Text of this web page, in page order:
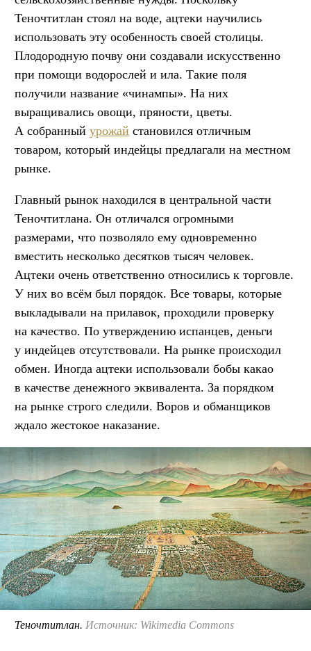
Теночтитлан стоял на воде, ацтеки научились
использовать эту особенность своей столицы.
Плодородную почву они создавали искусственно
при помощи водорослей и ила. Такие поля
получили название «чинампы». На них
выращивались овощи, пряности, цветы.
А собранный урожай становился отличным
товаром, который индейцы предлагали на местном
рынке.
Главный рынок находился в центральной части
Теночтитлана. Он отличался огромными
размерами, что позволяло ему одновременно
вместить несколько десятков тысяч человек.
Ацтеки очень ответственно относились к торговле.
У них во всём был порядок. Все товары, которые
выкладывали на прилавок, проходили проверку
на качество. По утверждению испанцев, деньги
у индейцев отсутствовали. На рынке происходил
обмен. Иногда ацтеки использовали бобы какао
в качестве денежного эквивалента. За порядком
на рынке строго следили. Воров и обманщиков
ждало жестокое наказание.
Теночтитлан. Источник: Wikimedia Commons